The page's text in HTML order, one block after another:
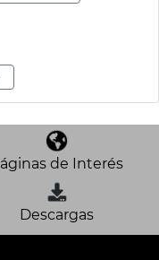
de Interés
Descargas